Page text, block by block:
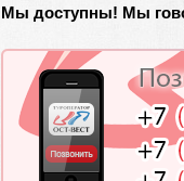
Мы доступны! Мы